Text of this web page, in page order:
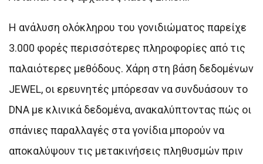
Η ανάλυση ολόκληρου του γονιδιώματος παρείχε
3.000 φορές περισσότερες πληροφορίες από τις
παλαιότερες μεθόδους. Χάρη στη βάση δεδομένων
JEWEL, οι ερευνητές μπόρεσαν να συνδυάσουν το
DNA με κλινικά δεδομένα, ανακαλύπτοντας πώς οι
σπάνιες παραλλαγές στα γονίδια μπορούν να
αποκαλύψουν τις μετακινήσεις πληθυσμών πριν